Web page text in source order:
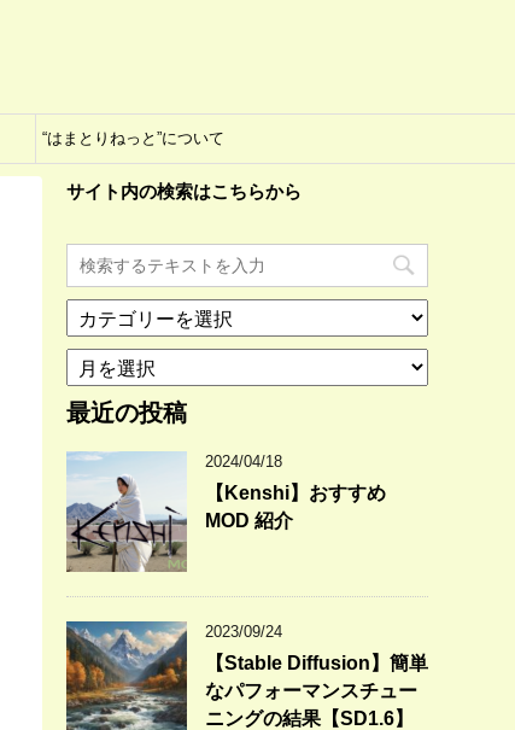
“はまとりねっと”について
サイト内の検索はこちらから
テ
ゴ
リ
ー
ア
ー
カ
ブ
最近の投稿
2024/04/18
【Kenshi】おすすめ
MOD 紹介
2023/09/24
【Stable Diffusion】簡単
なパフォーマンスチュー
ニングの結果【SD1.6】